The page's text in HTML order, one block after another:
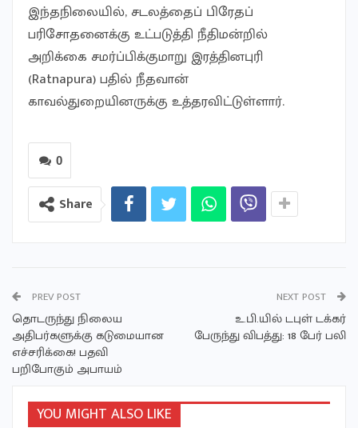
இந்தநிலையில், சடலத்தைப் பிரேதப்
பரிசோதனைக்கு உட்படுத்தி நீதிமன்றில்
அறிக்கை சமர்ப்பிக்குமாறு இரத்தினபுரி
(Ratnapura) பதில் நீதவான்
காவல்துறையினருக்கு உத்தரவிட்டுள்ளார்.
0
Share
PREV POST
தொடருந்து நிலைய
அதிபர்களுக்கு கடுமையான
எச்சரிக்கை! பதவி
பறிபோகும் அபாயம்
NEXT POST
உ.பி.யில் டபுள் டக்கர்
பேருந்து விபத்து: 18 பேர் பலி
YOU MIGHT ALSO LIKE